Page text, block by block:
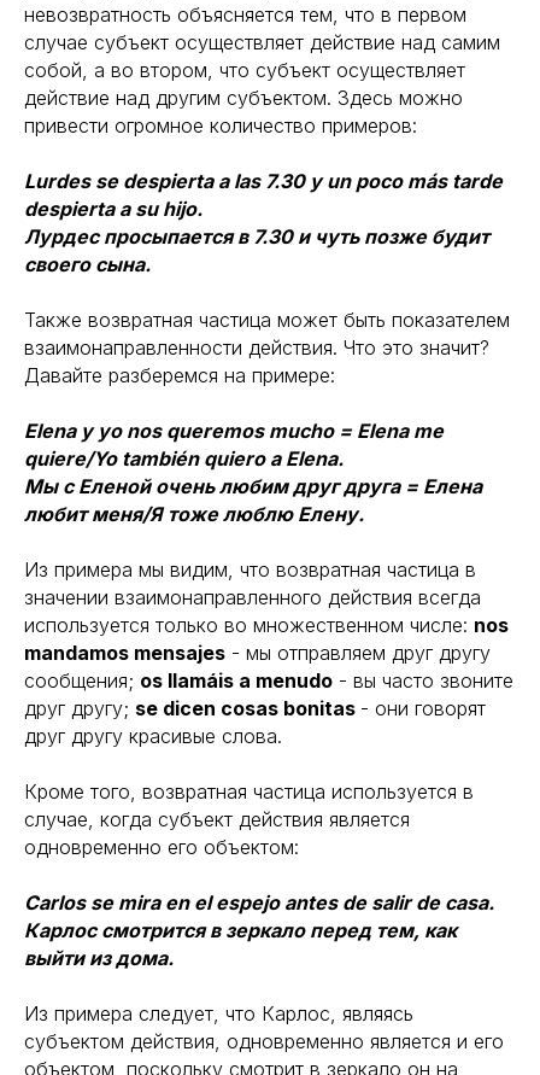
невозвратность объясняется тем, что в первом
случае субъект осуществляет действие над самим
собой, а во втором, что субъект осуществляет
действие над другим субъектом. Здесь можно
привести огромное количество примеров:
Lurdes se despierta a las 7.30 y un poco más tarde
despierta a su hijo.
Лурдес просыпается в 7.30 и чуть позже будит
своего сына.
Также возвратная частица может быть показателем
взаимонаправленности действия. Что это значит?
Давайте разберемся на примере:
Elena y yo nos queremos mucho = Elena me
quiere/Yo también quiero a Elena.
Мы с Еленой очень любим друг друга = Елена
любит меня/Я тоже люблю Елену.
Из примера мы видим, что возвратная частица в
значении взаимонаправленного действия всегда
используется только во множественном числе: nos
mandamos mensajes - мы отправляем друг другу
сообщения; os llamáis a menudo - вы часто звоните
друг другу; se dicen cosas bonitas - они говорят
друг другу красивые слова.
Кроме того, возвратная частица используется в
случае, когда субъект действия является
одновременно его объектом:
Carlos se mira en el espejo antes de salir de casa.
Карлос смотрится в зеркало перед тем, как
выйти из дома.
Из примера следует, что Карлос, являясь
субъектом действия, одновременно является и его
объектом, поскольку смотрит в зеркало он на